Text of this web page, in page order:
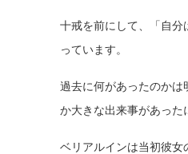
十戒を前にして、「自
っています。
過去に何があったのか
か大きな出来事があった
ベリアルインは当初彼女